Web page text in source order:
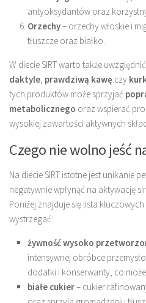
antyoksydantów oraz
Orzechy– orzechy włoskie i
tłuszcze oraz białko.
W diecie SIRT warto także uwzględnić
daktyle, prawdziwą kawę czy
tych produktów może sprzyjać
metabolicznego oraz wspierać
wysokiej zawartości aktywnych
Czego nie wolno jeść
Na diecie SIRT istotne jest unikanie
negatywnie wpłynąć na aktywację
Poniżej znajduje się lista
wystrzegać:
żywność wysoko
intensywnej obróbce
dodatki i konserwanty, co
białe cukier– cukier